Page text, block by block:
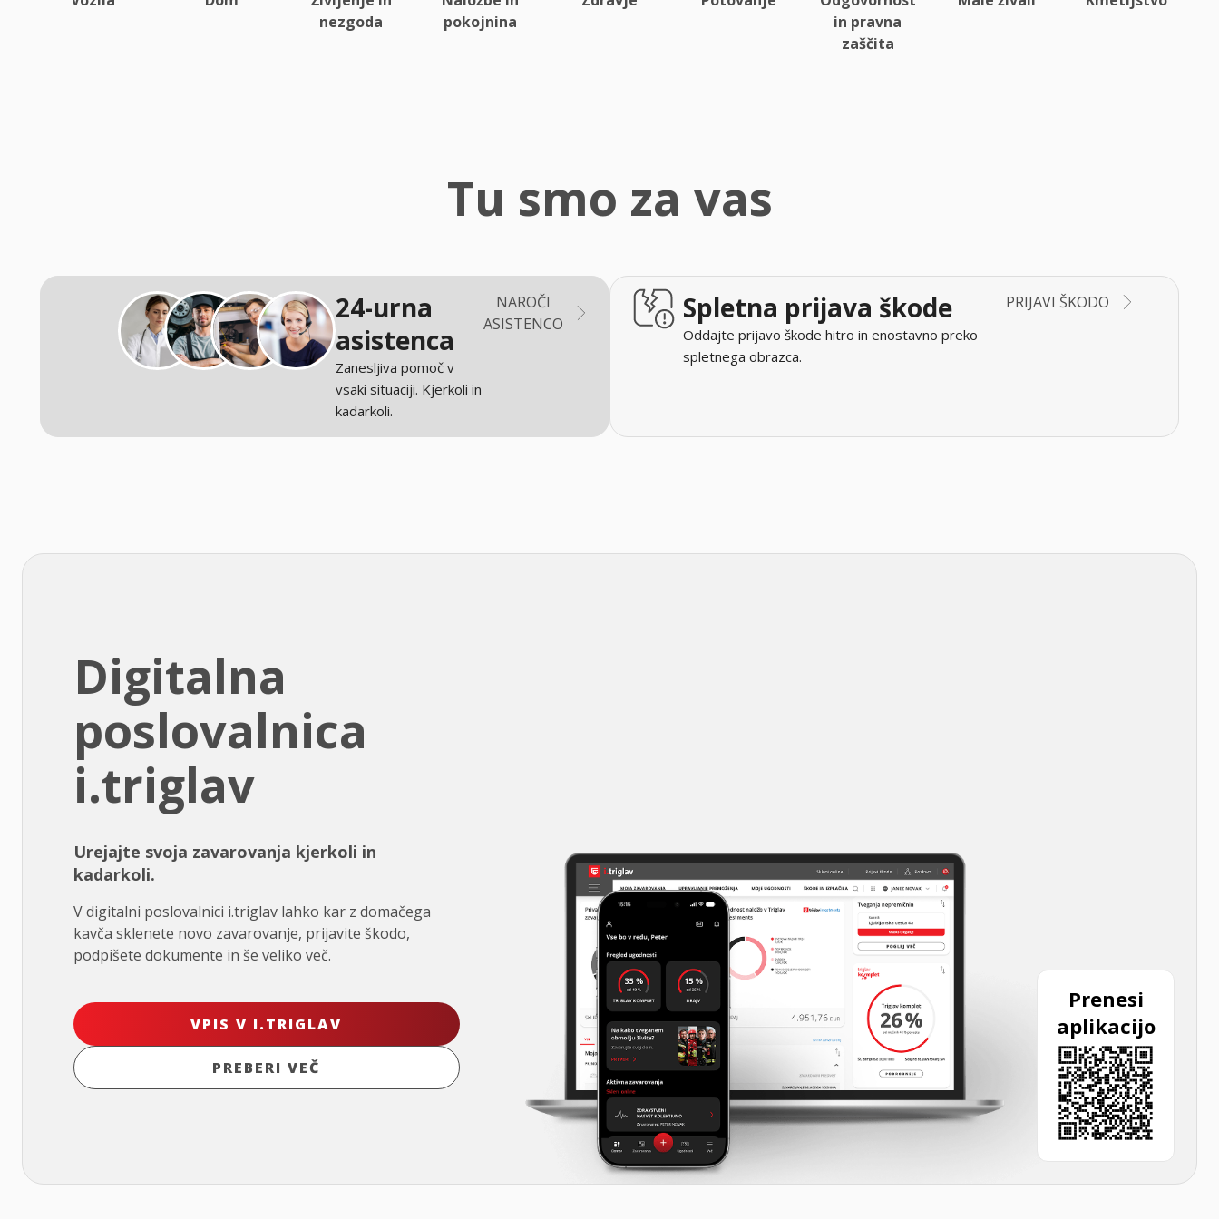
nezgoda
pokojnina
in pravna
zaščita
Tu smo za vas
24-urna
asistenca
Zanesljiva pomoč v
vsaki situaciji. Kjerkoli in
kadarkoli.
NAROČI
ASISTENCO
Spletna prijava škode
Oddajte prijavo škode hitro in enostavno preko
spletnega obrazca.
PRIJAVI ŠKODO
Digitalna
poslovalnica
i.triglav
Urejajte svoja zavarovanja kjerkoli in
kadarkoli.
V digitalni poslovalnici i.triglav lahko kar z domačega
kavča sklenete novo zavarovanje, prijavite škodo,
podpišete dokumente in še veliko več.
VPIS V I.TRIGLAV
PREBERI VEČ
Prenesi
aplikacijo